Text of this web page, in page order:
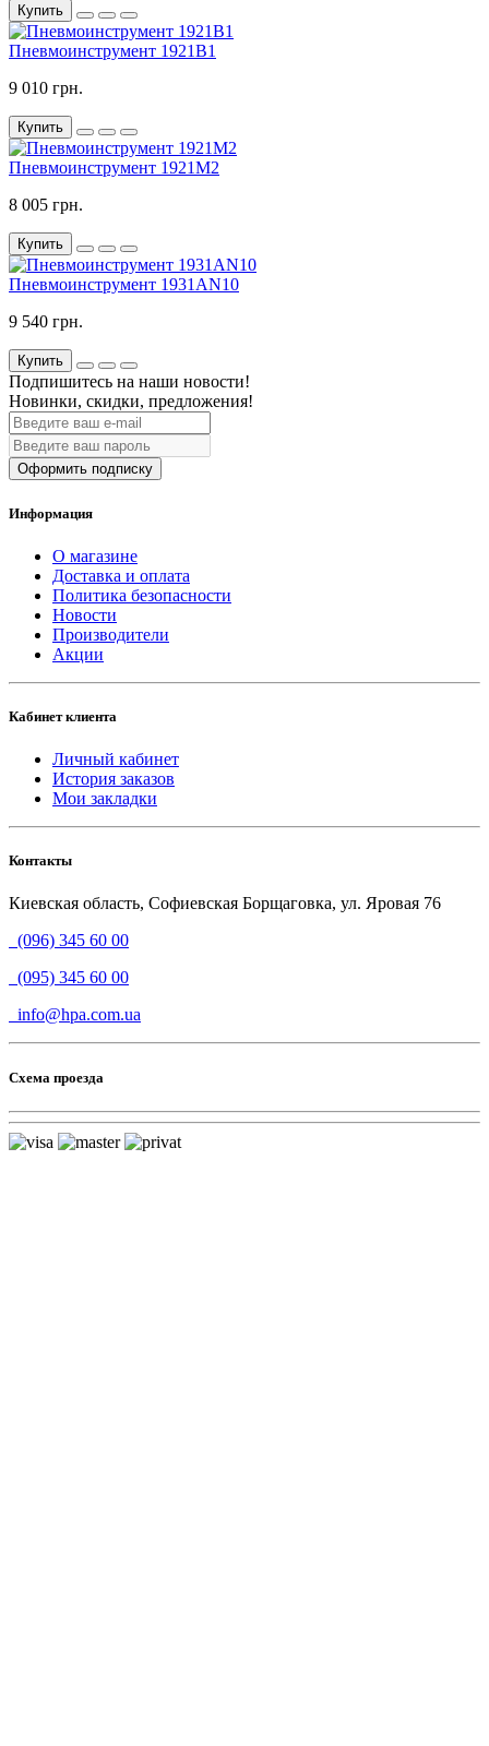
Купить
Пневмоинструмент 1921B1
9 010 грн.
Купить
Пневмоинструмент 1921M2
8 005 грн.
Купить
Пневмоинструмент 1931AN10
9 540 грн.
Купить
Подпишитесь на наши новости!
Новинки, скидки, предложения!
Оформить подписку
Информация
О магазине
Доставка и оплата
Политика безопасности
Новости
Производители
Акции
Кабинет клиента
Личный кабинет
История заказов
Мои закладки
Контакты
Киевская область, Софиевская Борщаговка, ул. Яровая 76
(096) 345 60 00
(095) 345 60 00
info@hpa.com.ua
Схема проезда